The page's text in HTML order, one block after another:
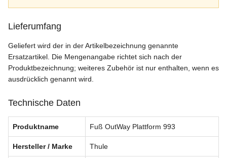
Lieferumfang
Geliefert wird der in der Artikelbezeichnung genannte
Ersatzartikel. Die Mengenangabe richtet sich nach der
Produktbezeichnung; weiteres Zubehör ist nur enthalten, wenn es
ausdrücklich genannt wird.
Technische Daten
Produktname Fuß OutWay Plattform 993
Hersteller / Marke Thule